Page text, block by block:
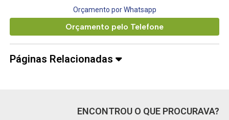
Orçamento por Whatsapp
Orçamento pelo Telefone
Páginas Relacionadas
ENCONTROU O QUE PROCURAVA?